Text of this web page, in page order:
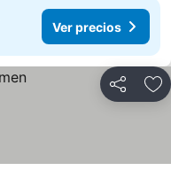
Ver precios
Compartir